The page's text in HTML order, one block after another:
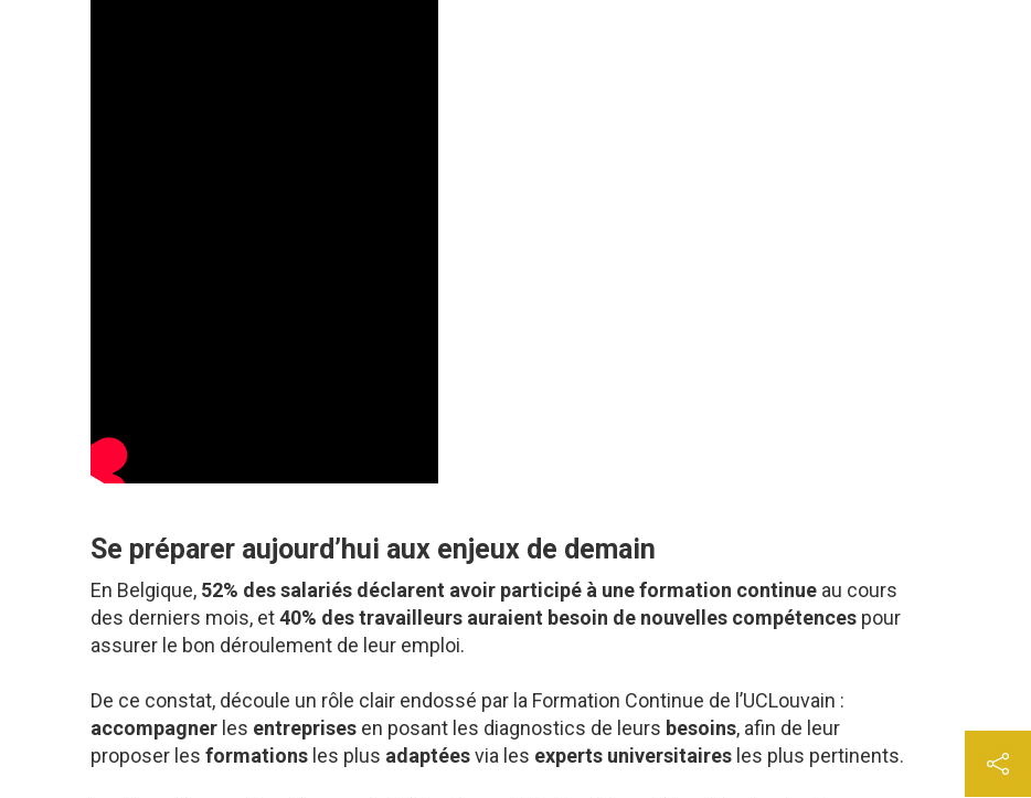
Se préparer aujourd’hui aux enjeux de demain
En Belgique, 52% des salariés déclarent avoir participé à une formation continue au cours
des derniers mois, et40% des travailleurs auraient besoin de nouvelles compétences pour
assurer le bon déroulement de leur emploi.
De ce constat, découle un rôle clair endossé par la Formation Continue de l’UCLouvain :
accompagner les entreprises en posant les diagnostics de leurs besoins, afin de leur
proposer les formations les plus adaptéesvia les experts universitaires les plus pertinents.